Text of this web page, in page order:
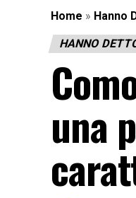
Home » Hanno
HANNO
una